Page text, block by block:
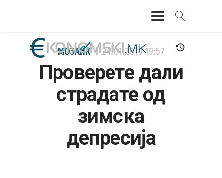
АКТУЕЛНО
ЕКОНОМИЈА
ФИНАНСИИ
БАНКАРСТВО
ЖИВОТ
МОЗАИК 24.01.201919:57
Проверете дали
страдате од
зимска
депресија